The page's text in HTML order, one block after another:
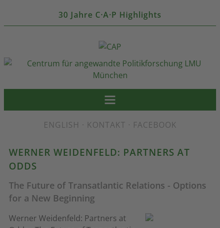
30 Jahre C·A·P Highlights
ENGLISH · KONTAKT · FACEBOOK
WERNER WEIDENFELD: PARTNERS AT
ODDS
The Future of Transatlantic Relations - Options
for a New Beginning
Werner Weidenfeld: Partners at